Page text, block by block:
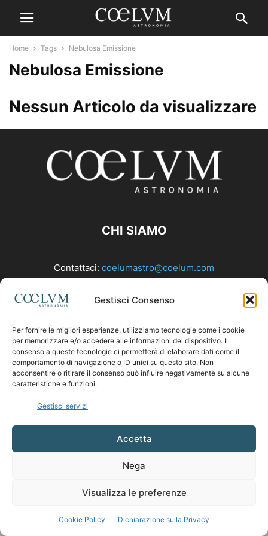
Gestisci Consenso
Per fornire le migliori esperienze, utilizziamo tecnologie come i cookie
per memorizzare e/o accedere alle informazioni del dispositivo. Il
consenso a queste tecnologie ci permetterà di elaborare dati come il
comportamento di navigazione o ID unici su questo sito. Non
acconsentire o ritirare il consenso può influire negativamente su alcune
caratteristiche e funzioni.
Gestisci servizi
Accetta
Nega
Visualizza le preferenze
Cookie Policy Dichiarazione sulla Privacy
Home Tags Nebulosa Emissione
Nebulosa Emissione
Nessun Articolo da visualizzare
CHI SIAMO
Contattaci: coelumastro@coelum.com
SEGUICI